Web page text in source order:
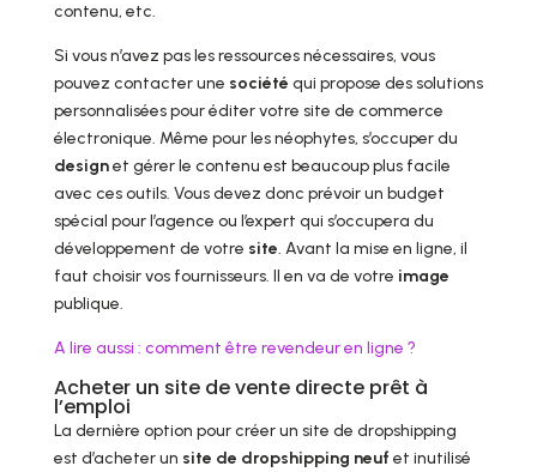
contenu, etc.
Si vous n’avez pas les ressources nécessaires, vous
pouvez contacter une société qui propose des solutions
personnalisées pour éditer votre site de commerce
électronique. Même pour les néophytes, s’occuper du
designet gérer le contenu est beaucoup plus facile
avec ces outils. Vous devez donc prévoir un budget
spécial pour l’agence ou l’expert qui s’occupera du
développement de votre site. Avant la mise en ligne, il
faut choisir vos fournisseurs. Il en va de votre image
publique.
A lire aussi : comment être revendeur en ligne ?
Acheter un site de vente directe prêt à
l’emploi
La dernière option pour créer un site de dropshipping
est d’acheter un site de dropshipping neuf et inutilisé